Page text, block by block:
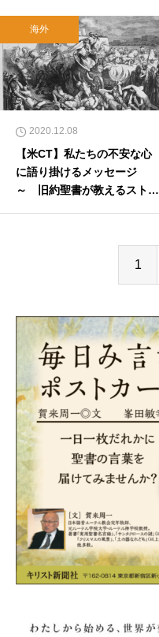
海外
2020.12.08
【米CT】私たちの不安な心
に語り掛けるメッセージ
～ 旧約聖書が教えるストレ
1